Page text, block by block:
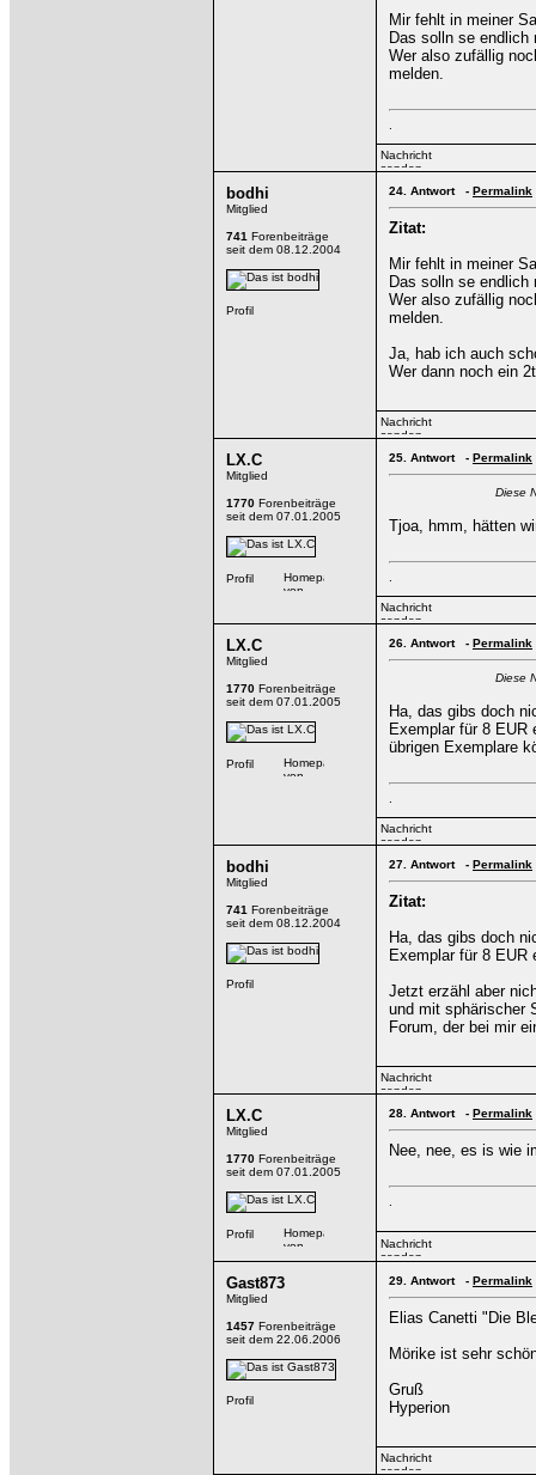
Mir fehlt in meiner
Das solln se endlich
Wer also zufällig
melden.
bodhi
Mitglied
741 Forenbeiträge
seit dem 08.12.2004
24. Antwort - Permalink
Zitat:
Mir fehlt in meiner
Das solln se endlich
Wer also zufällig
melden.
Ja, hab ich auch
Wer dann noch ein
LX.C
Mitglied
1770 Forenbeiträge
seit dem 07.01.2005
25. Antwort - Permalink
Diese
Tjoa, hmm, hätten
LX.C
Mitglied
1770 Forenbeiträge
seit dem 07.01.2005
26. Antwort - Permalink
Diese
Ha, das gibs doch
Exemplar für 8 EUR
übrigen Exemplare
bodhi
Mitglied
741 Forenbeiträge
seit dem 08.12.2004
27. Antwort - Permalink
Zitat:
Ha, das gibs doch
Exemplar für 8 EUR
Jetzt erzähl aber
und mit sphärischer
Forum, der bei mir
LX.C
Mitglied
1770 Forenbeiträge
seit dem 07.01.2005
28. Antwort - Permalink
Nee, nee, es is wie
Gast873
Mitglied
1457 Forenbeiträge
seit dem 22.06.2006
29. Antwort - Permalink
Elias Canetti "Die
Mörike ist sehr
Gruß
Hyperion